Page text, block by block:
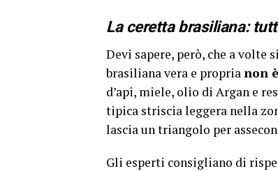
La ceretta brasiliana:
Devi sapere, però, che a
brasiliana vera e proprianon
d’api, miele, olio di Argan e
tipica striscia leggera nella
lascia un triangolo per
Gli esperti consigliano di